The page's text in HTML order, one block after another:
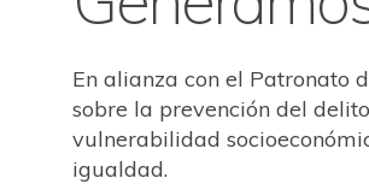
En alianza con el Patronato
sobre la prevención del
vulnerabilidad
igualdad.